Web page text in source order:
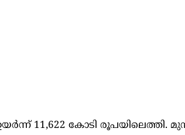
11,622 കോടി രൂപയിലെത്തി.